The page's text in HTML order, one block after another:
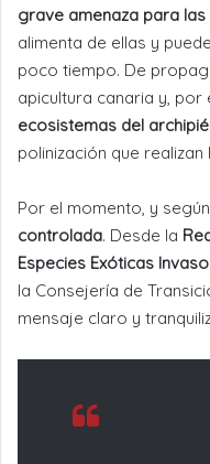
grave amenaza para
alimenta de ellas y
poco tiempo. De
apicultura canaria y, por
ecosistemas del
polinización que realizan
Por el momento, y
controlada. Desde la
Especies Exóticas
la Consejería de
mensaje claro y